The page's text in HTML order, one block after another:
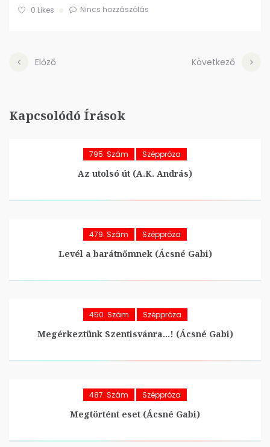
0 Likes Nincs hozzászólás
Előző Következő
Kapcsolódó Írások
795. Szám Széppróza
Az utolsó út (A.K. András)
479. Szám Széppróza
Levél a barátnőmnek (Ácsné Gabi)
450. Szám Széppróza
Megérkeztünk Szentisvánra…! (Ácsné Gabi)
487. Szám Széppróza
Megtörtént eset (Ácsné Gabi)